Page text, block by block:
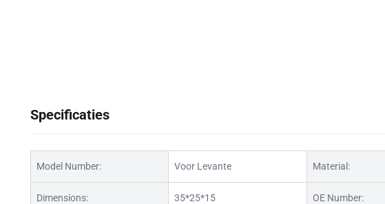
Specificaties
Model Number: Voor Levante Material:
Dimensions: 35*25*15 OE Number: